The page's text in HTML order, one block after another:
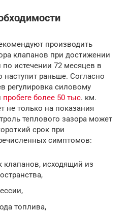
производить
клапанов при достижении
истечении 72 месяцев в
наступит раньше. Согласно
регулировка силовому
пробеге более 50 тыс. км.
не только на показания
теплового зазора может
срок при
симптомов:
клапанов, исходящий из
топлива,